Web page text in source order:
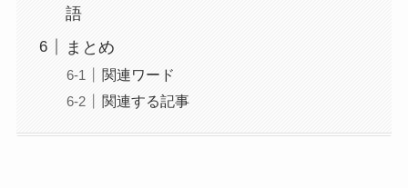
語
まとめ
関連ワード
関連する記事